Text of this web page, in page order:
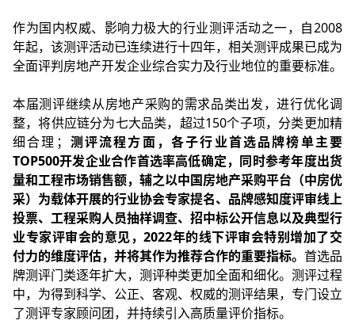
作为国内权威、影响力极大的行业测评活动之一，自2008
年起，该测评活动已连续进行十四年，相关测评成果已成为
全面评判房地产开发企业综合实力及行业地位的重要标准。
本届测评继续从房地产采购的需求品类出发，进行优化调
整，将供应链分为七大品类，超过150个子项，分类更加精
细合理； 测评流程方面，各子行业首选品牌榜单主要
TOP500开发企业合作首选率高低确定，同时参考年度出货
量和工程市场销售额，辅之以中国房地产采购平台（中房优
采）为载体开展的行业协会专家提名、品牌感知度评审线上
投票、工程采购人员抽样调查、招中标公开信息以及典型行
业专家评审会的意见，2022年的线下评审会特别增加了交
付力的维度评估，并将其作为推荐合作的重要指标。 首选品
牌测评门类逐年扩大，测评种类更加全面和细化。测评过程
中，为得到科学、公正、客观、权威的测评结果，专门设立
了测评专家顾问团，并持续引入高质量评价指标。